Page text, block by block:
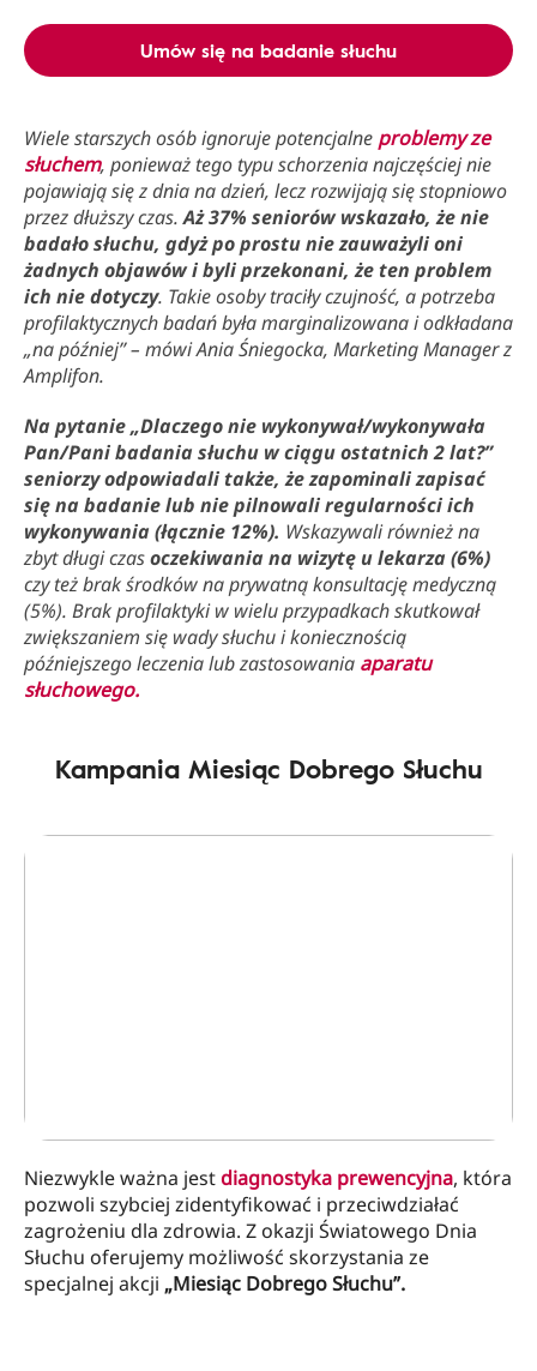
Umów się na badanie słuchu
Wiele starszych osób ignoruje potencjalne problemy ze
słuchem, ponieważ tego typu schorzenia najczęściej nie
pojawiają się z dnia na dzień, lecz rozwijają się stopniowo
przez dłuższy czas.Aż 37% seniorów wskazało, że nie
badało słuchu, gdyż po prostu nie zauważyli oni
żadnych objawów i byli przekonani, że ten problem
ich nie dotyczy. Takie osoby traciły czujność, a potrzeba
profilaktycznych badań była marginalizowana i odkładana
„na później” – mówi Ania Śniegocka, Marketing Manager z
Amplifon.
Na pytanie „Dlaczego nie wykonywał/wykonywała
Pan/Pani badania słuchu w ciągu ostatnich 2 lat?”
seniorzy odpowiadali także, że zapominali zapisać
się na badanie lub nie pilnowali regularności ich
wykonywania (łącznie 12%). Wskazywali również na
zbyt długi czasoczekiwania na wizytę u lekarza (6%)
czy też brak środków na prywatną konsultację medyczną
(5%). Brak profilaktyki w wielu przypadkach skutkował
zwiększaniem się wady słuchu i koniecznością
późniejszego leczenia lub zastosowania aparatu
słuchowego.
Kampania Miesiąc Dobrego Słuchu
Niezwykle ważna jestdiagnostyka prewencyjna, która
pozwoli szybciej zidentyfikować i przeciwdziałać
zagrożeniu dla zdrowia. Z okazji Światowego Dnia
Słuchu oferujemy możliwość skorzystania ze
specjalnej akcji „Miesiąc Dobrego Słuchu”.